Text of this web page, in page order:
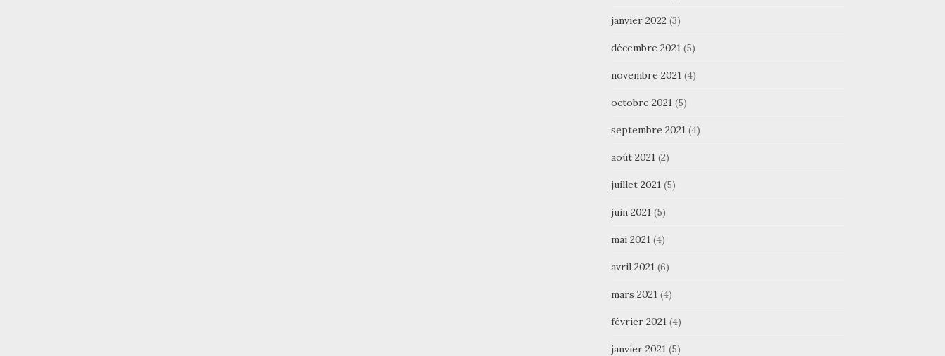
janvier 2022 (3)
décembre 2021(5)
novembre 2021(4)
octobre 2021(5)
septembre 2021(4)
août 2021(2)
juillet 2021(5)
juin 2021(5)
mai 2021(4)
avril 2021(6)
mars 2021(4)
février 2021(4)
janvier 2021(5)